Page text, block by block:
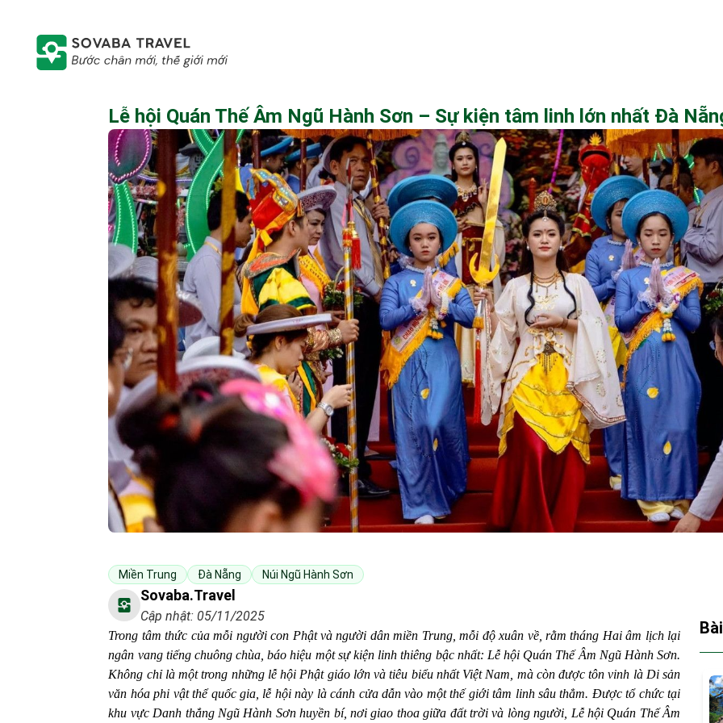
Lễ hội Quán Thế Âm Ngũ Hành Sơn – Sự kiện tâm linh lớn nhất Đà
Miền Trung Đà Nẵng Núi Ngũ Hành Sơn
Sovaba.travel
Cập nhật: 05/11/2025
Trong tâm thức của mỗi người con Phật và người dân miền Trung, mỗi độ xuân về, rằm tháng Hai âm lịch lại
ngân vang tiếng chuông chùa, báo hiệu một sự kiện linh thiêng bậc nhất: Lễ hội Quán Thế Âm Ngũ Hành Sơn.
Không chỉ là một trong những lễ hội Phật giáo lớn và tiêu biểu nhất Việt Nam, mà còn được tôn vinh là Di sản
văn hóa phi vật thể quốc gia, lễ hội này là cánh cửa dẫn vào một thế giới tâm linh sâu thẳm. Được tổ chức tại
khu vực Danh thắng Ngũ Hành Sơn huyền bí, nơi giao thoa giữa đất trời và lòng người, Lễ hội Quán Thế Âm